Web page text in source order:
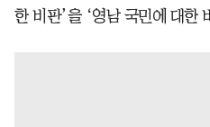
한 비판’을 ‘영남 국민에 대한